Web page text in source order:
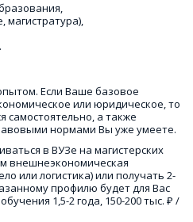
Если Ваше базовое
или юридическое, то
самостоятельно, а также
нормами Вы уже умеете.
в ВУЗе на магистерских
внешнеэкономическая
или логистика) или получать 2-
профилю будет для Вас
1,5-2 года, 150-200 тыс. ₽ /